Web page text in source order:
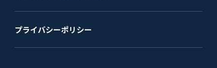
プライバシーポリシー